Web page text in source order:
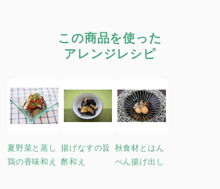
この商品を使った
アレンジレシピ
夏野菜と蒸し
鶏の香味和え
揚げなすの旨
酢和え
秋食材とはん
ぺん揚げ出し